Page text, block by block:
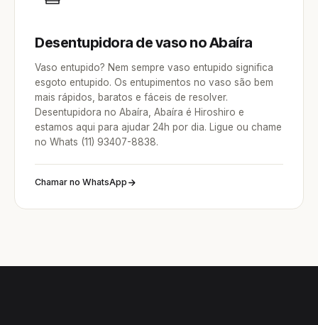
Desentupidora de vaso no Abaíra
Vaso entupido? Nem sempre vaso entupido significa
esgoto entupido. Os entupimentos no vaso são bem
mais rápidos, baratos e fáceis de resolver.
Desentupidora no Abaíra, Abaíra é Hiroshiro e
estamos aqui para ajudar 24h por dia. Ligue ou chame
no Whats (11) 93407-8838.
Chamar no WhatsApp